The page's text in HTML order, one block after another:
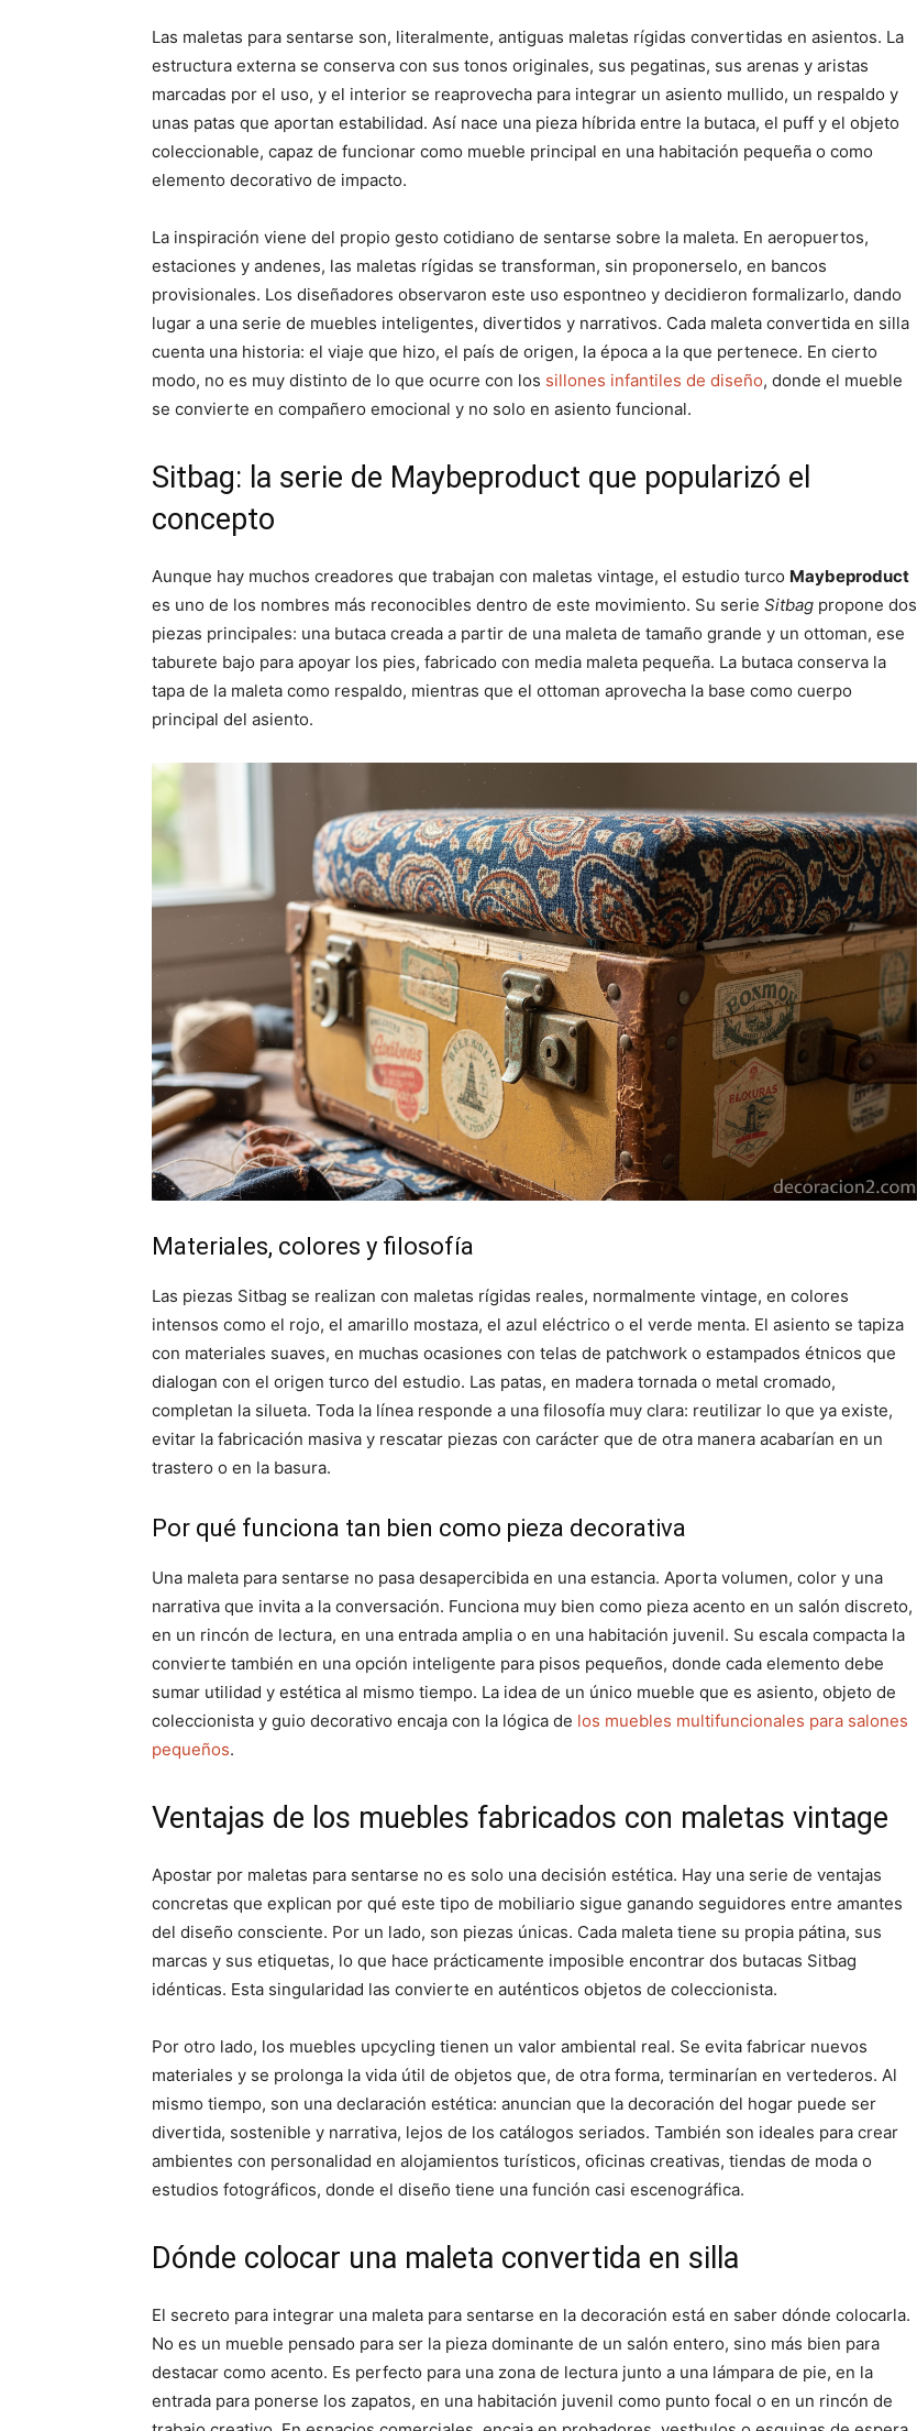
Las maletas para sentarse son, literalmente, antiguas maletas rígidas convertidas en asientos. La
estructura externa se conserva con sus tonos originales, sus pegatinas, sus arenas y aristas
marcadas por el uso, y el interior se reaprovecha para integrar un asiento mullido, un respaldo y
unas patas que aportan estabilidad. Así nace una pieza híbrida entre la butaca, el puff y el objeto
coleccionable, capaz de funcionar como mueble principal en una habitación pequeña o como
elemento decorativo de impacto.
La inspiración viene del propio gesto cotidiano de sentarse sobre la maleta. En aeropuertos,
estaciones y andenes, las maletas rígidas se transforman, sin proponerselo, en bancos
provisionales. Los diseñadores observaron este uso espontneo y decidieron formalizarlo, dando
lugar a una serie de muebles inteligentes, divertidos y narrativos. Cada maleta convertida en silla
cuenta una historia: el viaje que hizo, el país de origen, la época a la que pertenece. En cierto
modo, no es muy distinto de lo que ocurre con los sillones infantiles de diseño, donde el mueble
se convierte en compañero emocional y no solo en asiento funcional.
Sitbag: la serie de Maybeproduct que popularizó el
concepto
Aunque hay muchos creadores que trabajan con maletas vintage, el estudio turco Maybeproduct
es uno de los nombres más reconocibles dentro de este movimiento. Su serie Sitbag propone dos
piezas principales: una butaca creada a partir de una maleta de tamaño grande y un ottoman, ese
taburete bajo para apoyar los pies, fabricado con media maleta pequeña. La butaca conserva la
tapa de la maleta como respaldo, mientras que el ottoman aprovecha la base como cuerpo
principal del asiento.
Materiales, colores y filosofía
Las piezas Sitbag se realizan con maletas rígidas reales, normalmente vintage, en colores
intensos como el rojo, el amarillo mostaza, el azul eléctrico o el verde menta. El asiento se tapiza
con materiales suaves, en muchas ocasiones con telas de patchwork o estampados étnicos que
dialogan con el origen turco del estudio. Las patas, en madera tornada o metal cromado,
completan la silueta. Toda la línea responde a una filosofía muy clara: reutilizar lo que ya existe,
evitar la fabricación masiva y rescatar piezas con carácter que de otra manera acabarían en un
trastero o en la basura.
Por qué funciona tan bien como pieza decorativa
Una maleta para sentarse no pasa desapercibida en una estancia. Aporta volumen, color y una
narrativa que invita a la conversación. Funciona muy bien como pieza acento en un salón discreto,
en un rincón de lectura, en una entrada amplia o en una habitación juvenil. Su escala compacta la
convierte también en una opción inteligente para pisos pequeños, donde cada elemento debe
sumar utilidad y estética al mismo tiempo. La idea de un único mueble que es asiento, objeto de
coleccionista y guio decorativo encaja con la lógica de los muebles multifuncionales para salones
pequeños.
Ventajas de los muebles fabricados con maletas vintage
Apostar por maletas para sentarse no es solo una decisión estética. Hay una serie de ventajas
concretas que explican por qué este tipo de mobiliario sigue ganando seguidores entre amantes
del diseño consciente. Por un lado, son piezas únicas. Cada maleta tiene su propia pátina, sus
marcas y sus etiquetas, lo que hace prácticamente imposible encontrar dos butacas Sitbag
idénticas. Esta singularidad las convierte en auténticos objetos de coleccionista.
Por otro lado, los muebles upcycling tienen un valor ambiental real. Se evita fabricar nuevos
materiales y se prolonga la vida útil de objetos que, de otra forma, terminarían en vertederos. Al
mismo tiempo, son una declaración estética: anuncian que la decoración del hogar puede ser
divertida, sostenible y narrativa, lejos de los catálogos seriados. También son ideales para crear
ambientes con personalidad en alojamientos turísticos, oficinas creativas, tiendas de moda o
estudios fotográficos, donde el diseño tiene una función casi escenográfica.
Dónde colocar una maleta convertida en silla
El secreto para integrar una maleta para sentarse en la decoración está en saber dónde colocarla.
No es un mueble pensado para ser la pieza dominante de un salón entero, sino más bien para
destacar como acento. Es perfecto para una zona de lectura junto a una lámpara de pie, en la
entrada para ponerse los zapatos, en una habitación juvenil como punto focal o en un rincón de